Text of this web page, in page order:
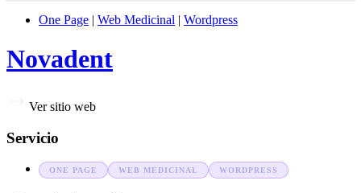
One Page | Web Medicinal | Wordpress
Novadent
Ver sitio web
Servicio
ONE PAGE WEB MEDICINAL WORDPRESS